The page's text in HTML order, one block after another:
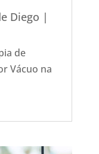
Diego |
de
Vácuo na